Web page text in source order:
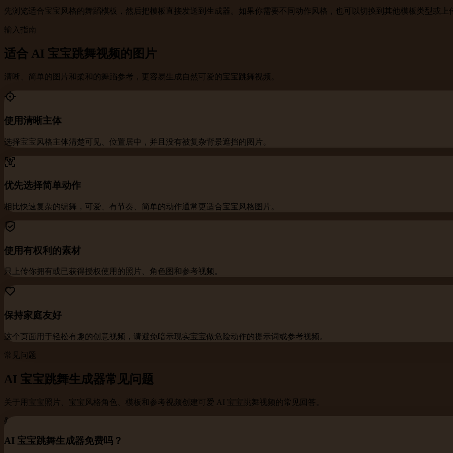
先浏览适合宝宝风格的舞蹈模板，然后把模板直接发送到生成器。如果你需要不同动作风格，也可以切换到其他模板类型或上
输入指南
适合 AI 宝宝跳舞视频的图片
清晰、简单的图片和柔和的舞蹈参考，更容易生成自然可爱的宝宝跳舞视频。
使用清晰主体
选择宝宝风格主体清楚可见、位置居中，并且没有被复杂背景遮挡的图片。
优先选择简单动作
相比快速复杂的编舞，可爱、有节奏、简单的动作通常更适合宝宝风格图片。
使用有权利的素材
只上传你拥有或已获得授权使用的照片、角色图和参考视频。
保持家庭友好
这个页面用于轻松有趣的创意视频，请避免暗示现实宝宝做危险动作的提示词或参考视频。
常见问题
AI 宝宝跳舞生成器常见问题
关于用宝宝照片、宝宝风格角色、模板和参考视频创建可爱 AI 宝宝跳舞视频的常见回答。
💃
AI 宝宝跳舞生成器免费吗？